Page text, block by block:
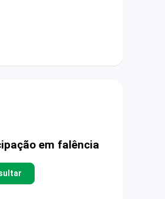
em falência